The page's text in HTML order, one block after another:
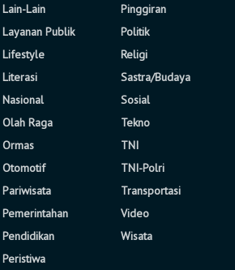
Lain-Lain
Layanan Publik
Lifestyle
Literasi
Nasional
Olah Raga
Ormas
Otomotif
Pariwisata
Pemerintahan
Pendidikan
Peristiwa
Pinggiran
Politik
Religi
Sastra/Budaya
Sosial
Tekno
TNI
TNI-Polri
Transportasi
Video
Wisata